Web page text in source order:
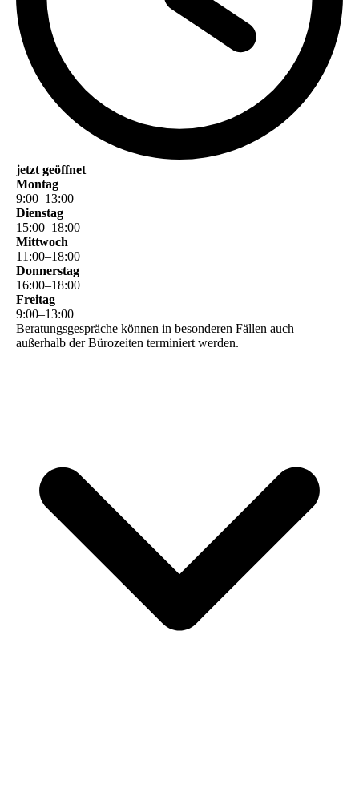
jetzt geöffnet
Montag
9:00–13:00
Dienstag
15:00–18:00
Mittwoch
11 :00–18:00
Donnerstag
16:00–18:00
Freitag
9:00–13:00
Beratungsgespräche können in besonderen Fällen auch
außerhalb der Bürozeiten terminiert werden.